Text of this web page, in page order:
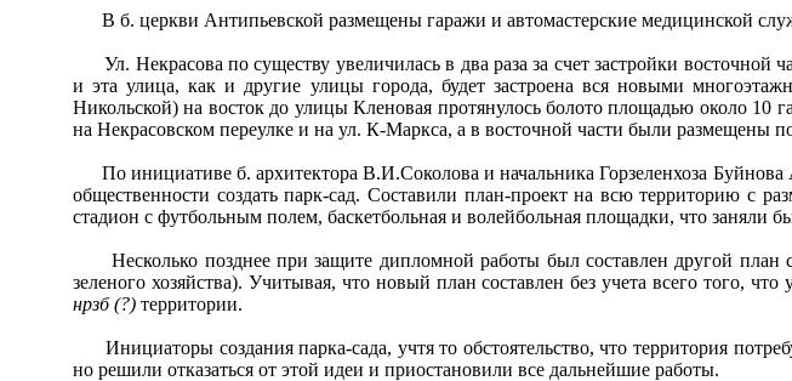
В б. церкви Антипьевской размещены гаражи и автомастерские медицинской
Ул. Некрасова по существу увеличилась в два раза за счет застройки восточной
и эта улица, как и другие улицы города, будет застроена вся новыми
Никольской) на восток до улицы Кленовая протянулось болото площадью около 10
на Некрасовском переулке и на ул. К-Маркса, а в восточной части были размещены
По инициативе б. архитектора В.И.Соколова и начальника Горзеленхоза
общественности создать парк-сад. Составили план-проект на всю территорию с
стадион с футбольным полем, баскетбольная и волейбольная площадки, что заняли
Несколько позднее при защите дипломной работы был составлен другой план
зеленого хозяйства). Учитывая, что новый план составлен без учета всего того,
нрзб (?) территории.
Инициаторы создания парка-сада, учтя то обстоятельство, что территория
но решили отказаться от этой идеи и приостановили все дальнейшие работы.